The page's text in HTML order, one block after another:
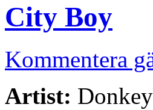
City Boy
Kommentera
Artist: